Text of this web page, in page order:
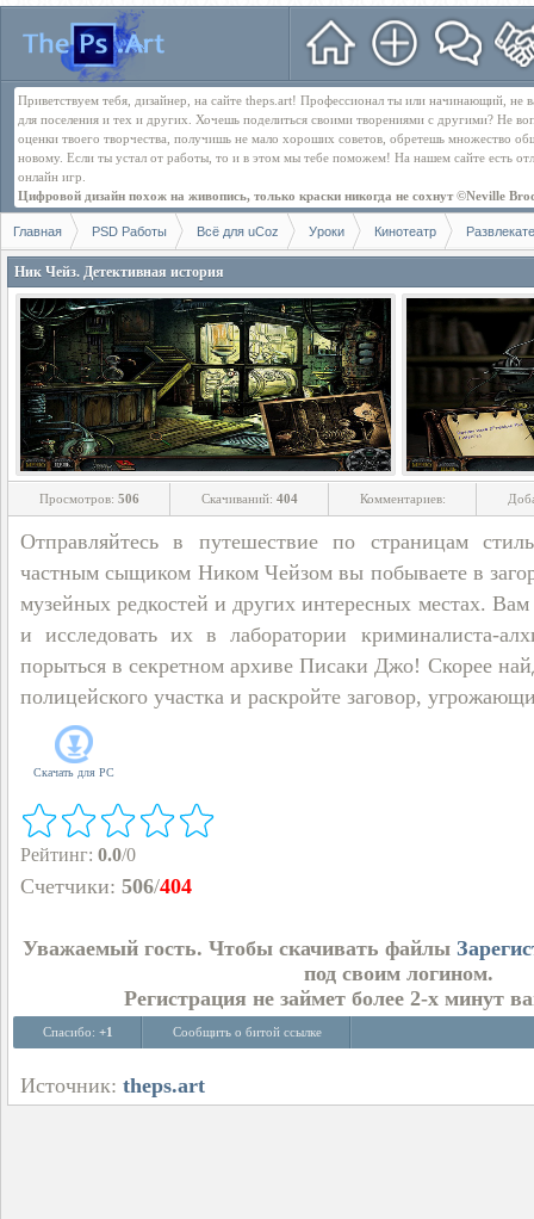
Приветствуем тебя, дизайнер, на сайте theps.art! Профессионал ты или начинающий,
для поселения и тех и других. Хочешь поделиться своими творениями с другими? Не
оценки твоего творчества, получишь не мало хороших советов, обретешь множество
новому. Если ты устал от работы, то и в этом мы тебе поможем! На нашем сайте есть
онлайн игр.
Цифровой дизайн похож на живопись, только краски никогда не сохнут ©Neville
Главная PSD Работы Всё для uCoz Уроки Кинотеатр
Ник Чейз. Детективная история
Просмотров: 506 Скачиваний: 404 Комментариев:
Отправляйтесь в путешествие по страницам
частным сыщиком Ником Чейзом вы побываете в
музейных редкостей и других интересных местах. Вам
и исследовать их в лаборатории криминалиста-
порыться в секретном архиве Писаки Джо! Скорее
полицейского участка и раскройте заговор,
Скачать для PC
Рейтинг: 0.0/0
Счетчики: 506/404
Уважаемый гость. Чтобы скачивать файлы
под своим логином.
Регистрация не займет более 2-х минут
Спасибо: +1 Сообщить о битой ссылке
Источник: theps.art